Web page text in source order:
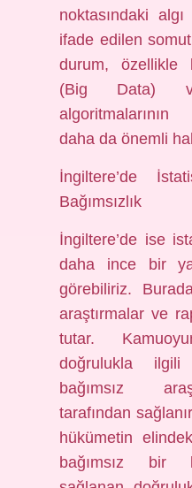
noktasındaki
ifade edilen
durum, özellikle
(Big Data)
daha da önemli
İngiltere’de
Bağımsızlık
İngiltere’de ise
daha ince bir
görebiliriz.
araştırmalar ve
tutar.
doğrulukla
bağımsız
tarafından
hükümetin
bağımsız bir